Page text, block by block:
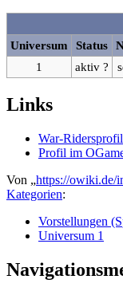
Universum
Status
1
aktiv ?
Links
War-Ridersprofil
Profil im
Von „https://owiki.de/
Kategorien:
Vorstellungen
Universum 1